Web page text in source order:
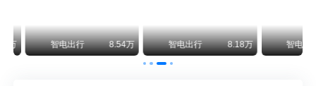
智电出行 8.54万 智电出行 8.18万 智电出行